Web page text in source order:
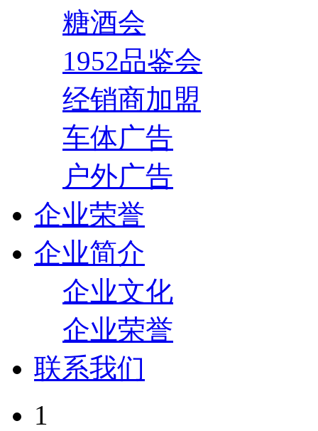
糖酒会
1952品鉴会
经销商加盟
车体广告
户外广告
企业荣誉
企业简介
企业文化
企业荣誉
联系我们
1